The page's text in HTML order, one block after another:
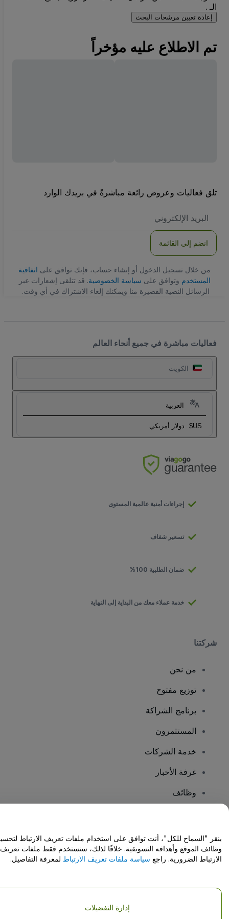
الـ .
إعادة تعيين مرشحات البحث
تم الاطلاع عليه مؤخراً
تلق فعاليات وعروض رائعة مباشرةً في بريدك الوارد
الاكتروني
انضم إلى القائمة
من خلال تسجيل الدخول أو إنشاء حساب، فإنك توافق على اتفاقية
المستخدم وتوافق على سياسة الخصوصية. قد تتلقى إشعارات عبر
الرسائل النصية القصيرة منا ويمكنك إلغاء الاشتراك في أي وقت.
فعاليات مباشرة في جميع أنحاء العالم
الكويت
العربية
US$ دولار أمريكي
إجراءات أمنية عالمية المستوى
تسعير شفاف
ضمان الطلبية 100%
خدمة عملاء معك من البداية إلى النهاية
شركتنا
من نحن
توزيع مفتوح
برنامج الشراكة
المستثمرون
خدمة الشركات
غرفة الأخبار
وظائف
مركز المساعدة / اتصل بنا
حقوق النشر © شركة فياجوجو المحدودة 2026
تفاصيل الشركة
بنقر "السماح للكل"، أنت توافق على استخدام ملفات تعريف الارتباط
وظائف الموقع وأهدافه التسويقية. خلافًا لذلك، سنستخدم فقط ملفات تعريف
الارتباط الضرورية. راجع سياسة ملفات تعريف الارتباط لمعرفة التفاصيل.
إدارة التفضيلات